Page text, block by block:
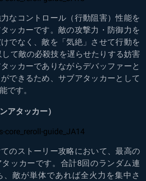
なコントロール（行動阻害）性能を
ッカーです。敵の攻撃力・防御力を
でなく、敵を「気絶」させて行動を
て敵の必殺技を遅らせたりする妨害
ッカーでありながらデバッファーと
できるため、サブアタッカーとして
です。
アタッカー）
のストーリー攻略において、最高の
ッカーです。合計8回のランダム連
敵が単体であれば全火力を集中さ